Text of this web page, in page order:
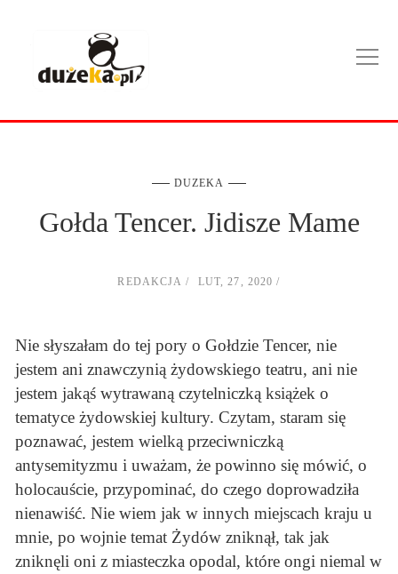
DUZEKA
Gołda Tencer. Jidisze Mame
REDAKCJA LUT, 27, 2020
Nie słyszałam do tej pory o Gołdzie Tencer, nie
jestem ani znawczynią żydowskiego teatru, ani nie
jestem jakąś wytrawaną czytelniczką książek o
tematyce żydowskiej kultury. Czytam, staram się
poznawać, jestem wielką przeciwniczką
antysemityzmu i uważam, że powinno się mówić, o
holocauście, przypominać, do czego doprowadziła
nienawiść. Nie wiem jak w innych miejscach kraju u
mnie, po wojnie temat Żydów zniknął, tak jak
zniknęli oni z miasteczka opodal, które ongi niemal w